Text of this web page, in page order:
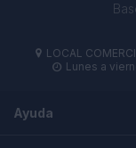
 LOCAL
 Lunes a
Ayuda